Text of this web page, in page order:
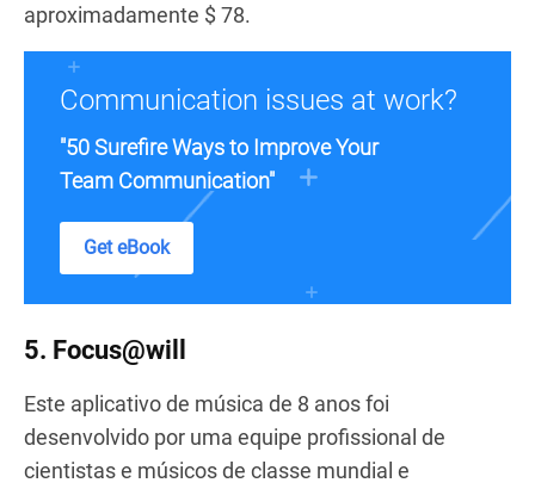
aproximadamente $ 78.
Communication issues at work?
"50 Surefire Ways to Improve Your
Team Communication"
Get eBook
5. Focus@will
Este aplicativo de música de 8 anos foi
desenvolvido por uma equipe profissional de
cientistas e músicos de classe mundial e